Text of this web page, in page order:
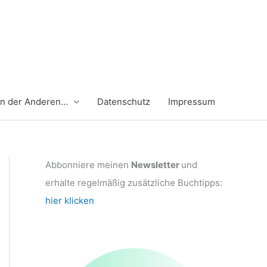
der Anderen… Datenschutz Impressum
Abbonniere meinen Newsletter und
erhalte regelmäßig zusätzliche Buchtipps:
hier klicken